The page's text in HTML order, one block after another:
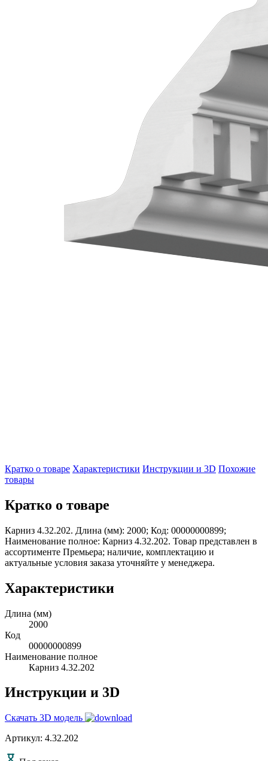
Кратко о товаре Характеристики Инструкции и 3D Похожие
товары
Кратко о товаре
Карниз 4.32.202. Длина (мм): 2000; Код: 00000000899;
Наименование полное: Карниз 4.32.202. Товар представлен в
ассортименте Премьера; наличие, комплектацию и
актуальные условия заказа уточняйте у менеджера.
Характеристики
Длина (мм)
2000
Код
00000000899
Наименование полное
Карниз 4.32.202
Инструкции и 3D
Скачать 3D модель
Артикул: 4.32.202